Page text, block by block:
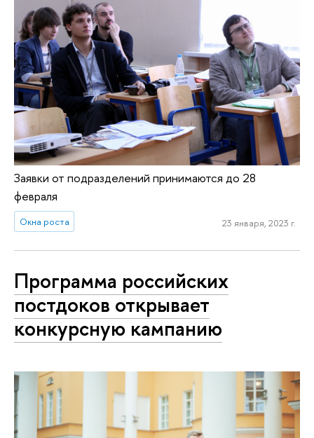
Заявки от подразделений принимаются до 28
февраля
Окна роста 23 января, 2023 г.
Программа российских
постдоков открывает
конкурсную кампанию